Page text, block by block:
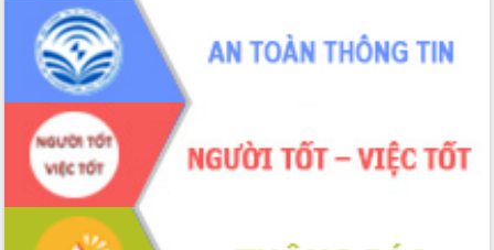
Tập trung triển khai quyết liệt, đồng bộ
các giải pháp nhằm thực hiện hiệu quả
các nhiệm vụ đề ra năm 2025
Phát huy vai trò của người có uy tín
trong phòng chống tảo hôn và hôn
nhân cận huyết thống
Nông sản Tây Nguyên thu hút doanh
nghiệp nước ngoài
Đắk Lắk định vị thương hiệu du lịch
“Biển – Rừng – Cà phê” trong không